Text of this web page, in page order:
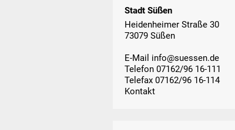
Stadt Süßen
Heidenheimer Straße 30
73079 Süßen
E-Mail info@suessen.de
Telefon 07162/96 16-111
Telefax 07162/96 16-114
Kontakt